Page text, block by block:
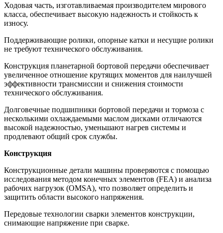
Ходовая часть, изготавливаемая производителем мирового
класса, обеспечивает высокую надежность и стойкость к
износу.
Поддерживающие ролики, опорные катки и несущие ролики
не требуют технического обслуживания.
Конструкция планетарной бортовой передачи обеспечивает
увеличенное отношение крутящих моментов для наилучшей
эффективности трансмиссии и снижения стоимости
технического обслуживания.
Долговечные подшипники бортовой передачи и тормоза с
несколькими охлаждаемыми маслом дисками отличаются
высокой надежностью, уменьшают нагрев системы и
продлевают общий срок службы.
Конструкция
Конструкционные детали машины проверяются с помощью
исследования методом конечных элементов (FEA) и анализа
рабочих нагрузок (OMSA), что позволяет определить и
защитить области высокого напряжения.
Передовые технологии сварки элементов конструкции,
снимающие напряжение при сварке.